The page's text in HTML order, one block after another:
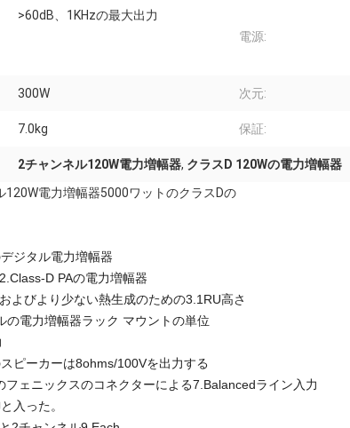
>60dB、1KHzの最大出力
電源:
300W 次元:
7.0kg 保証:
2チャンネル120W電力増幅器, クラスD 120Wの電力増幅器
120W電力増幅器5000ワットのクラスDの
ジタル電力増幅器
D PAの電力増幅器
よびより少ない熱生成のための3.1RU高さ
の電力増幅器ラック マウントの単位
ピーカーは8ohms/100Vを出力する
フェニックスのコネクターによる7.Balancedライン入力
入った。